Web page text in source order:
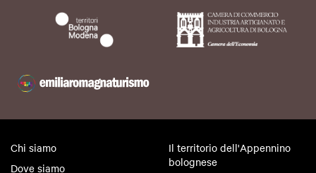
Chi siamo
Dove siamo
Il territorio dell'Appennino
bolognese